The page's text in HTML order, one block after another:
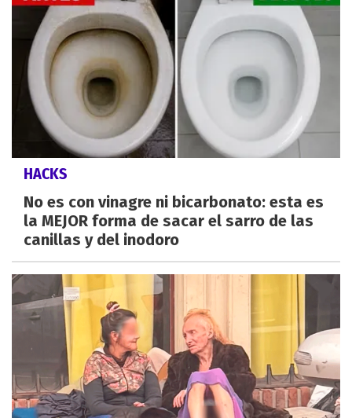
HACKS
No es con vinagre ni bicarbonato: esta es
la MEJOR forma de sacar el sarro de las
canillas y del inodoro